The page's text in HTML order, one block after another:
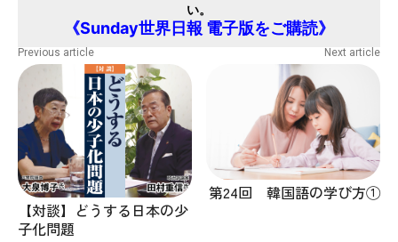
い。
《Sunday世界日報 電子版をご購読》
Previous article
【対談】どうする日本の少
子化問題
Next article
第24回 韓国語の学び方①